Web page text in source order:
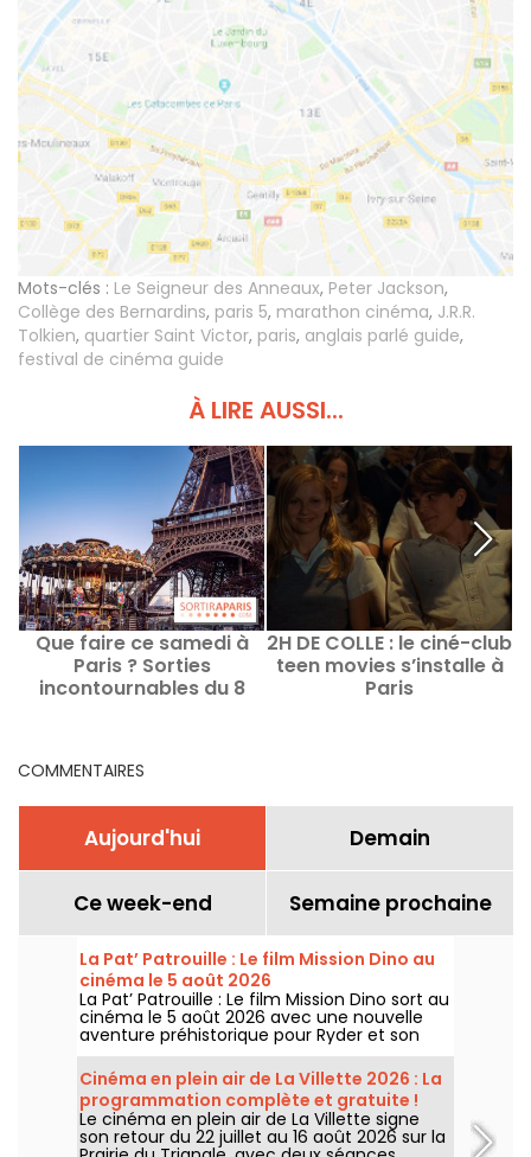
Mots-clés : Le Seigneur des Anneaux, Peter Jackson,
Collège des Bernardins, paris 5, marathon cinéma, J.R.R.
Tolkien, quartier Saint Victor, paris, anglais parlé guide,
festival de cinéma guide
À LIRE AUSSI...
Que faire ce samedi à
Paris ? Sorties
incontournables du 8
2H DE COLLE : le ciné-club
teen movies s’installe à
Paris
COMMENTAIRES
Aujourd'hui Demain
Ce week-end Semaine prochaine
La Pat’ Patrouille : Le film Mission Dino au
cinéma le 5 août 2026
La Pat’ Patrouille : Le film Mission Dino sort au
cinéma le 5 août 2026 avec une nouvelle
aventure préhistorique pour Ryder et son
équipe.
Cinéma en plein air de La Villette 2026 : La
programmation complète et gratuite !
Le cinéma en plein air de La Villette signe
son retour du 22 juillet au 16 août 2026 sur la